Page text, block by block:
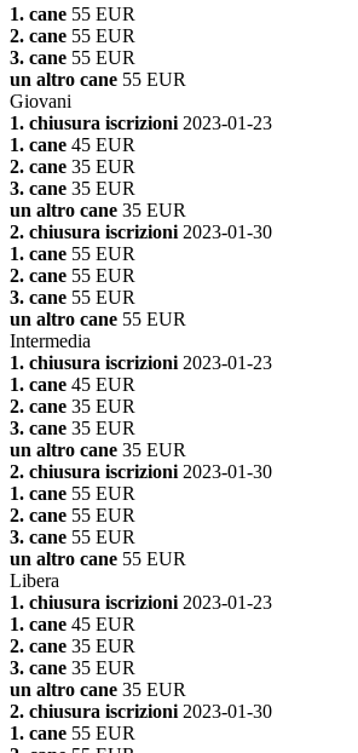
1. cane 55 EUR
2. cane 55 EUR
3. cane 55 EUR
un altro cane 55 EUR
Giovani
1. chiusura iscrizioni 2023-01-23
1. cane 45 EUR
2. cane 35 EUR
3. cane 35 EUR
un altro cane 35 EUR
2. chiusura iscrizioni 2023-01-30
1. cane 55 EUR
2. cane 55 EUR
3. cane 55 EUR
un altro cane 55 EUR
Intermedia
1. chiusura iscrizioni 2023-01-23
1. cane 45 EUR
2. cane 35 EUR
3. cane 35 EUR
un altro cane 35 EUR
2. chiusura iscrizioni 2023-01-30
1. cane 55 EUR
2. cane 55 EUR
3. cane 55 EUR
un altro cane 55 EUR
Libera
1. chiusura iscrizioni 2023-01-23
1. cane 45 EUR
2. cane 35 EUR
3. cane 35 EUR
un altro cane 35 EUR
2. chiusura iscrizioni 2023-01-30
1. cane 55 EUR